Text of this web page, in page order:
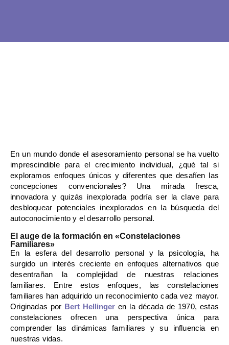
En un mundo donde el asesoramiento personal se ha vuelto
imprescindible para el crecimiento individual, ¿qué tal si
exploramos enfoques únicos y diferentes que desafíen las
concepciones convencionales? Una mirada fresca,
innovadora y quizás inexplorada podría ser la clave para
desbloquear potenciales inexplorados en la búsqueda del
autoconocimiento y el desarrollo personal.
El auge de la formación en «Constelaciones
Familiares»
En la esfera del desarrollo personal y la psicología, ha
surgido un interés creciente en enfoques alternativos que
desentrañan la complejidad de nuestras relaciones
familiares. Entre estos enfoques, las constelaciones
familiares han adquirido un reconocimiento cada vez mayor.
Originadas por Bert Hellinger en la década de 1970, estas
constelaciones ofrecen una perspectiva única para
comprender las dinámicas familiares y su influencia en
nuestras vidas.